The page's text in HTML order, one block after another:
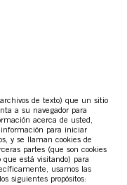
de texto) que un sitio
a su navegador para
acerca de usted,
para iniciar
y se llaman cookies de
partes (que son cookies
está visitando) para
usamos las
siguientes propósitos: